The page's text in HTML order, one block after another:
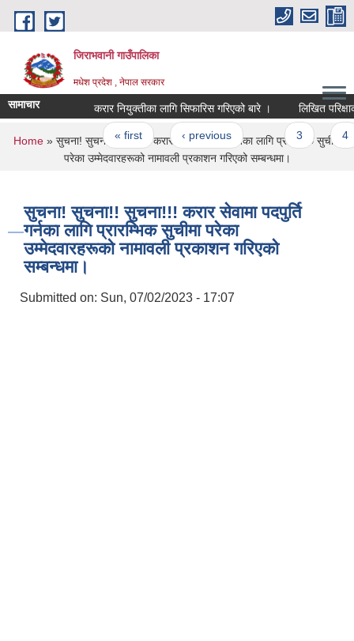
Skip to main content
जिराभवानी गाउँपालिका
मधेश प्रदेश , नेपाल सरकार
सामाचार करार नियुक्तीका लागि सिफारिस गरिएको बारे । लिखित
Pages
« first ‹ previous … 3 4
You are here
Home» सुचना! सुचना!! सुचना!!! करार सेवामा पदपुर्ति गर्नका लागि प्रारम्भिक सुचीमा
परेका उम्मेदवारहरूको नामावली प्रकाशन गरिएको सम्बन्धमा।
सुचना! सुचना!! सुचना!!! करार सेवामा पदपुर्ति
गर्नका लागि प्रारम्भिक सुचीमा परेका
उम्मेदवारहरूको नामावली प्रकाशन गरिएको
सम्बन्धमा।
Submitted on: Sun, 07/02/2023 - 17:07